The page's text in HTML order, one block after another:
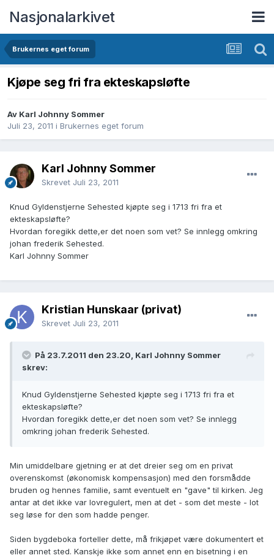
Nasjonalarkivet
Brukernes eget forum
Kjøpe seg fri fra ekteskapsløfte
Av Karl Johnny Sommer
Juli 23, 2011 i Brukernes eget forum
Karl Johnny Sommer
Skrevet Juli 23, 2011
Knud Gyldenstjerne Sehested kjøpte seg i 1713 fri fra et
ekteskapsløfte?
Hvordan foregikk dette,er det noen som vet? Se innlegg omkring
johan frederik Sehested.
Karl Johnny Sommer
Kristian Hunskaar (privat)
Skrevet Juli 23, 2011
På 23.7.2011 den 23.20, Karl Johnny Sommer
skrev:
Knud Gyldenstjerne Sehested kjøpte seg i 1713 fri fra et
ekteskapsløfte?
Hvordan foregikk dette,er det noen som vet? Se innlegg
omkring johan frederik Sehested.
Min umiddelbare gjetning er at det dreier seg om en privat
overenskomst (økonomisk kompensasjon) med den forsmådde
bruden og hennes familie, samt eventuelt en "gave" til kirken. Jeg
antar at det ikke var lovregulert, men at det - som det meste - lot
seg løse for den som hadde penger.
Siden bygdeboka forteller dette, må frikjøpet være dokumentert et
eller annet sted. Kanskje ikke som annet enn en bisetning i en